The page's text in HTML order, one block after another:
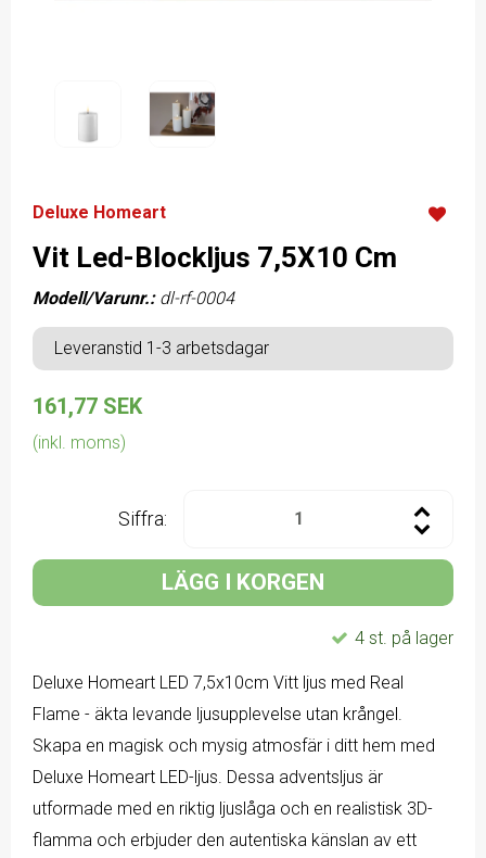
Deluxe Homeart
Vit Led-Blockljus 7,5X10 Cm
Modell/Varunr.: dl-rf-0004
Leveranstid 1-3 arbetsdagar
161,77 SEK
(inkl. moms)
Siffra:
LÄGG I KORGEN
4 st. på lager
Deluxe Homeart LED 7,5x10cm Vitt ljus med Real
Flame - äkta levande ljusupplevelse utan krångel.
Skapa en magisk och mysig atmosfär i ditt hem med
Deluxe Homeart LED-ljus. Dessa adventsljus är
utformade med en riktig ljuslåga och en realistisk 3D-
flamma och erbjuder den autentiska känslan av ett